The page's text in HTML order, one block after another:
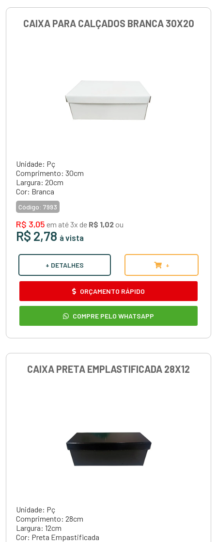
CAIXA PARA CALÇADOS BRANCA 30X20
Unidade: Pç
Comprimento: 30cm
Largura: 20cm
Cor: Branca
Código: 7993
R$ 3,05 em até 3x de R$ 1,02 ou
R$ 2,78 à vista
+ DETALHES +
ORÇAMENTO RÁPIDO
COMPRE PELO WHATSAPP
CAIXA PRETA EMPLASTIFICADA 28X12
Unidade: Pç
Comprimento: 28cm
Largura: 12cm
Cor: Preta Empastificada